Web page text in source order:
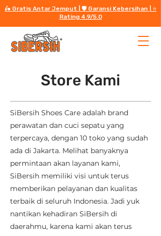
🛵 Gratis Antar Jemput | 🛡️ Garansi Kebersihan | ⭐️
Rating 4.9/5.0
Store Kami
SiBersih Shoes Care adalah brand
perawatan dan cuci sepatu yang
terpercaya, dengan 10 toko yang sudah
ada di Jakarta. Melihat banyaknya
permintaan akan layanan kami,
SiBersih memiliki visi untuk terus
memberikan pelayanan dan kualitas
terbaik di seluruh Indonesia. Jadi yuk
nantikan kehadiran SiBersih di
daerahmu, karena kami akan terus